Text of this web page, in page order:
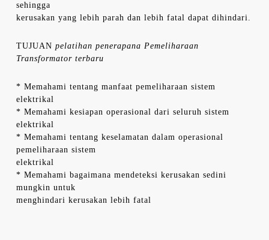
sehingga
kerusakan yang lebih parah dan lebih fatal dapat dihindari.
TUJUAN pelatihan penerapana Pemeliharaan
Transformator terbaru
* Memahami tentang manfaat pemeliharaan sistem
elektrikal
* Memahami kesiapan operasional dari seluruh sistem
elektrikal
* Memahami tentang keselamatan dalam operasional
pemeliharaan sistem
elektrikal
* Memahami bagaimana mendeteksi kerusakan sedini
mungkin untuk
menghindari kerusakan lebih fatal